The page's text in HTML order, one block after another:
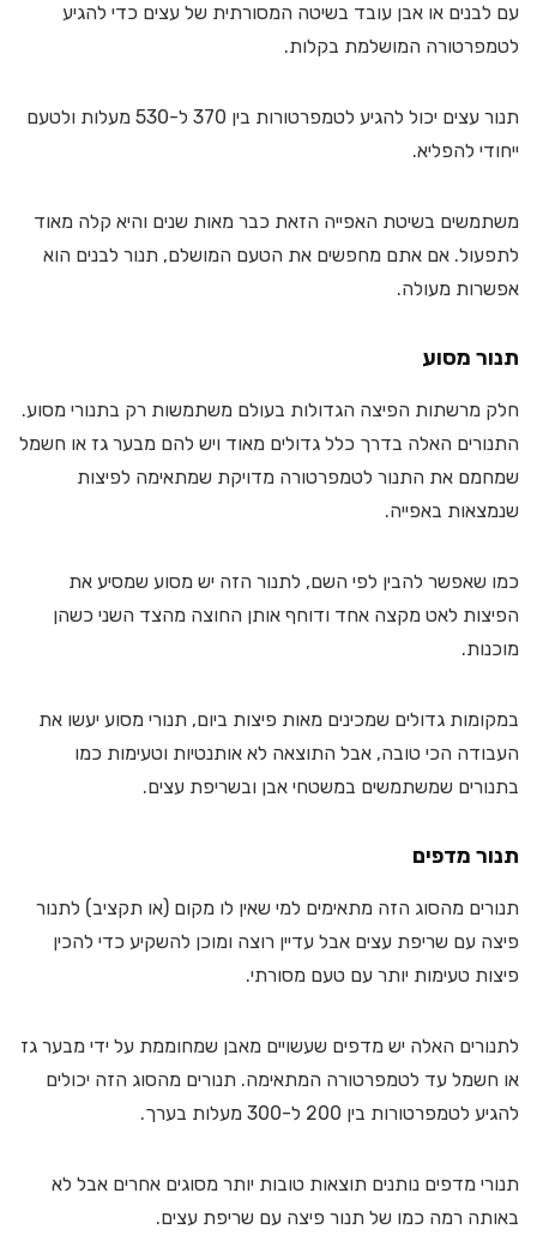
עם לבנים או אבן עובד בשיטה המסורתית של עצים כדי להגיע
לטמפרטורה המושלמת בקלות.
תנור עצים יכול להגיע לטמפרטורות בין 370 ל-530 מעלות ולטעם
ייחודי להפליא.
משתמשים בשיטת האפייה הזאת כבר מאות שנים והיא קלה מאוד
לתפעול. אם אתם מחפשים את הטעם המושלם, תנור לבנים הוא
אפשרות מעולה.
תנור מסוע
חלק מרשתות הפיצה הגדולות בעולם משתמשות רק בתנורי מסוע.
התנורים האלה בדרך כלל גדולים מאוד ויש להם מבער גז או חשמל
שמחמם את התנור לטמפרטורה מדויקת שמתאימה לפיצות
שנמצאות באפייה.
כמו שאפשר להבין לפי השם, לתנור הזה יש מסוע שמסיע את
הפיצות לאט מקצה אחד ודוחף אותן החוצה מהצד השני כשהן
מוכנות.
במקומות גדולים שמכינים מאות פיצות ביום, תנורי מסוע יעשו את
העבודה הכי טובה, אבל התוצאה לא אותנטיות וטעימות כמו
בתנורים שמשתמשים במשטחי אבן ובשריפת עצים.
תנור מדפים
תנורים מהסוג הזה מתאימים למי שאין לו מקום (או תקציב) לתנור
פיצה עם שריפת עצים אבל עדיין רוצה ומוכן להשקיע כדי להכין
פיצות טעימות יותר עם טעם מסורתי.
לתנורים האלה יש מדפים שעשויים מאבן שמחוממת על ידי מבער גז
או חשמל עד לטמפרטורה המתאימה. תנורים מהסוג הזה יכולים
להגיע לטמפרטורות בין 200 ל-300 מעלות בערך.
תנורי מדפים נותנים תוצאות טובות יותר מסוגים אחרים אבל לא
באותה רמה כמו של תנור פיצה עם שריפת עצים.